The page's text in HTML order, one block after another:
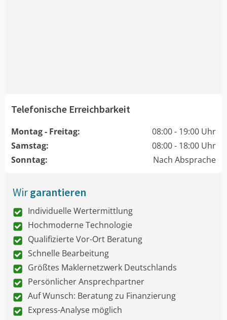
Telefonische Erreichbarkeit
Montag - Freitag:
08:00 - 19:00 Uhr
Samstag:
08:00 - 18:00 Uhr
Sonntag:
Nach Absprache
Wirgarantieren
Individuelle Wertermittlung
Hochmoderne Technologie
Qualifizierte Vor-Ort Beratung
Schnelle Bearbeitung
Größtes Maklernetzwerk Deutschlands
Persönlicher Ansprechpartner
Auf Wunsch: Beratung zu Finanzierung
Express-Analyse möglich